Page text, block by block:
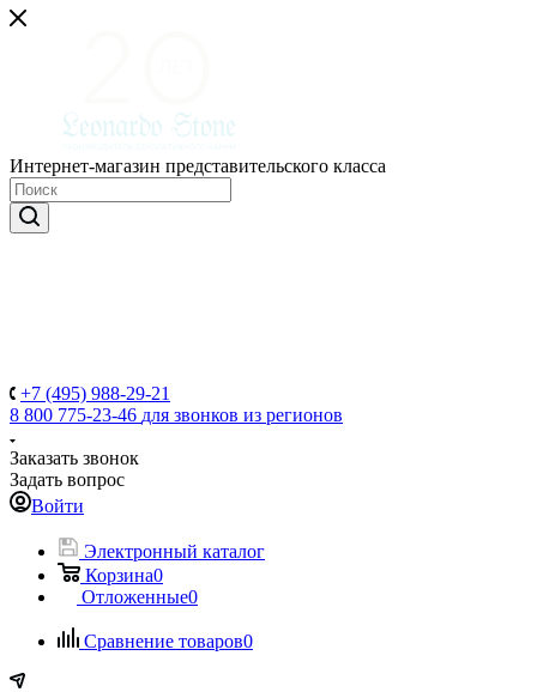
Интернет-магазин представительского класса
+7 (495) 988-29-21
8 800 775-23-46 для звонков из регионов
Заказать звонок
Задать вопрос
Войти
Электронный каталог
Корзина0
Отложенные0
Сравнение товаров0